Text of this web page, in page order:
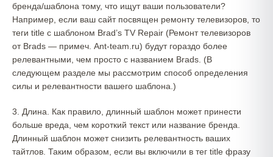
бренда/шаблона тому, что ищут ваши пользователи?
Например, если ваш сайт посвящен ремонту телевизоров, то
теги title с шаблоном Brad’s TV Repair (Ремонт телевизоров
от Brads — примеч. Ant-team.ru) будут гораздо более
релевантными, чем просто с названием Brads. (В
следующем разделе мы рассмотрим способ определения
силы и релевантности вашего шаблона.)
3. Длина. Как правило, длинный шаблон может принести
больше вреда, чем короткий текст или название бренда.
Длинный шаблон может снизить релевантность ваших
тайтлов. Таким образом, если вы включили в тег title фразу